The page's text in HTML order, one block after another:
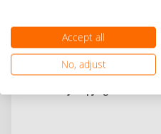
> érvényes sportorvosi
- megfizette a megadott
kiírt nevezési díjat és
- nem áll a magyar
Accept all
No, adjust